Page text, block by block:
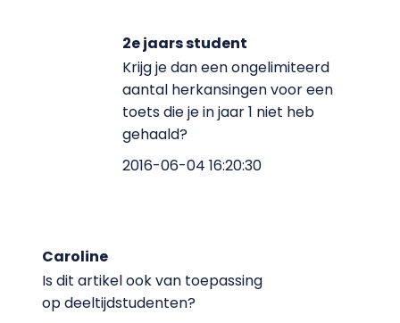
2e jaars student
Krijg je dan een ongelimiteerd
aantal herkansingen voor een
toets die je in jaar 1 niet heb
gehaald?
2016-06-04 16:20:30
Caroline
Is dit artikel ook van toepassing
op deeltijdstudenten?